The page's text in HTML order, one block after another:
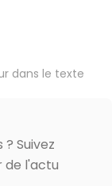
dans le texte
Suivez
de l'actu